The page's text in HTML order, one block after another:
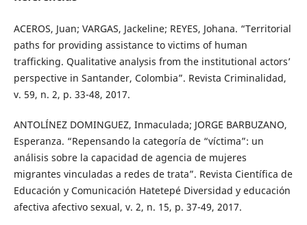
ACEROS, Juan; VARGAS, Jackeline; REYES, Johana. “Territorial
paths for providing assistance to victims of human
trafficking. Qualitative analysis from the institutional actors’
perspective in Santander, Colombia”. Revista Criminalidad,
v. 59, n. 2, p. 33-48, 2017.
ANTOLÍNEZ DOMINGUEZ, Inmaculada; JORGE BARBUZANO,
Esperanza. “Repensando la categoría de “víctima”: un
análisis sobre la capacidad de agencia de mujeres
migrantes vinculadas a redes de trata”. Revista Científica de
Educación y Comunicación Hatetepé Diversidad y educación
afectiva afectivo sexual, v. 2, n. 15, p. 37-49, 2017.